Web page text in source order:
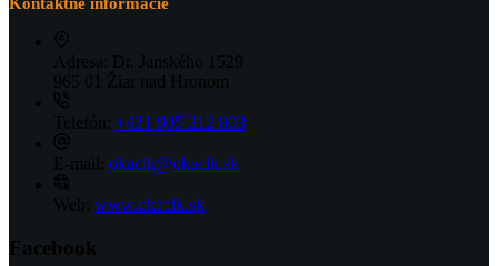
Adresa:
Dr. Janského 1529
965 01 Žiar nad Hronom
Telefón: +421 905 212 803
E-mail: okacik@okacik.sk
Web: www.okacik.sk
Facebook